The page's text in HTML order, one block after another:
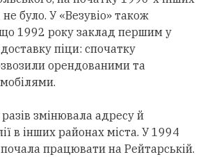
не було. У «Везувіо» також
1992 року заклад першим у
піци: спочатку
орендованими та
разів змінювала адресу й
в інших районах міста. У 1994
почала працювати на Рейтарській.